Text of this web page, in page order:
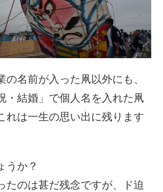
の名前が入った凧以外にも、
・結婚」で個人名を入れた凧
れは一生の思い出に残ります
うか？
たのは甚だ残念ですが、ド迫